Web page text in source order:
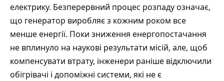
електрику. Безперервний процес розпаду означає,
що генератор виробляє з кожним роком все
менше енергії. Поки зниження енергопостачання
не вплинуло на наукові результати місій, але, щоб
компенсувати втрату, інженери раніше відключили
обігрівачі і допоміжні системи, які не є